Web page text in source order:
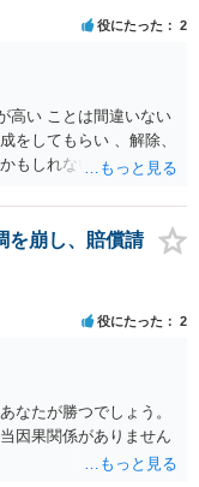
少し詳細に弁護士にヒ
役にたった 2
高い ことは間違いない
をしてもらい 、解除、
もしれないですしね。
かどうかの見極めが先
を崩し、賠償請
役にたった 2
なたが勝つでしょう。
因果関係がありません